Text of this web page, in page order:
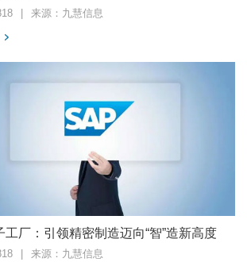
来源：九慧信息
工厂：引领精密制造迈向“智”造新高度
来源：九慧信息